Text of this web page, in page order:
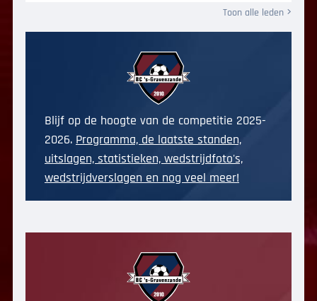
Toon alle leden
Blijf op de hoogte van de competitie 2025-
2026. Programma, de laatste standen,
uitslagen, statistieken, wedstrijdfoto's,
wedstrijdverslagen en nog veel meer!